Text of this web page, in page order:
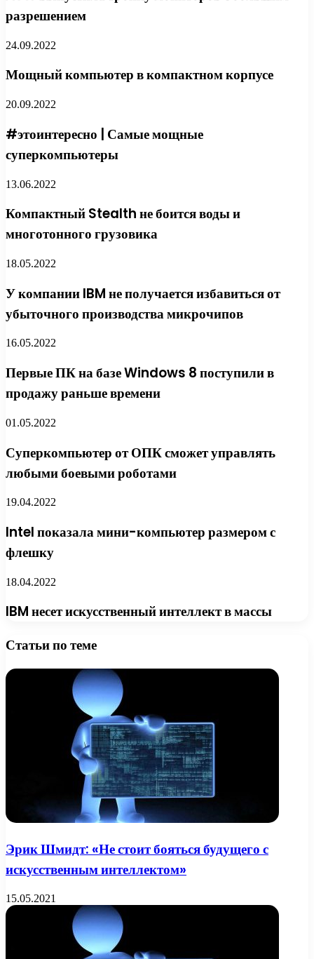
разрешением
24.09.2022
Мощный компьютер в компактном корпусе
20.09.2022
#этоинтересно | Самые мощные
суперкомпьютеры
13.06.2022
Компактный Stealth не боится воды и
многотонного грузовика
18.05.2022
У компании IBM не получается избавиться от
убыточного производства микрочипов
16.05.2022
Первые ПК на базе Windows 8 поступили в
продажу раньше времени
01.05.2022
Суперкомпьютер от ОПК сможет управлять
любыми боевыми роботами
19.04.2022
Intel показала мини-компьютер размером с
флешку
18.04.2022
IBM несет искусственный интеллект в массы
Статьи по теме
Эрик Шмидт: «Не стоит бояться будущего с
искусственным интеллектом»
15.05.2021